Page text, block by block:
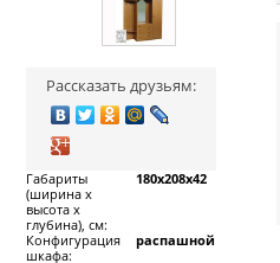
Рассказать друзьям:
Габариты
(ширина х
высота х
глубина), см:
180x208x42
Конфигурация
шкафа:
распашной